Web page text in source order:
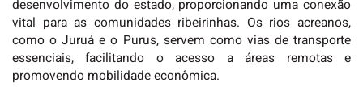
desenvolvimento do estado, proporcionando uma conexão
vital para as comunidades ribeirinhas. Os rios acreanos,
como o Juruá e o Purus, servem como vias de transporte
essenciais, facilitando o acesso a áreas remotas e
promovendo mobilidade econômica.